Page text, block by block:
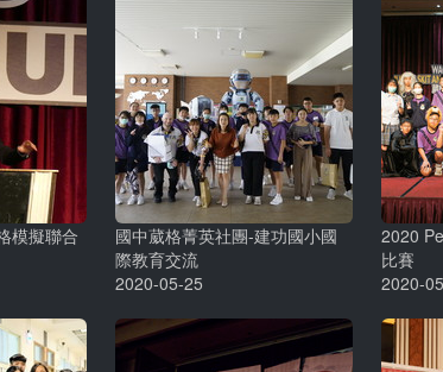
模擬聯合
國中葳格菁英社團-建功國小國
際教育交流
2020-05-25
2020
比賽
2020-